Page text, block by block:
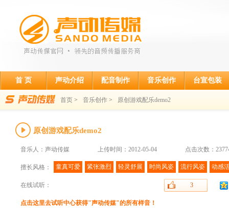
首 页 声动介绍 配音制作 音乐创作 台宣包装
首页 > 音乐创作 > 原创游戏配乐demo2
原创游戏配乐demo2
音乐人：声动传媒 上传时间：2012-05-04 点击次数：
擅长风格： 童真可爱 紧张激烈 轻灵舒展 时尚风姿 流行风姿 动感
在线试听： 3
点击这里去试听中心获得"声动传媒"的所有样音！